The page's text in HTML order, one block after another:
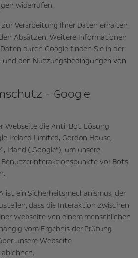
widerrufen.
Verarbeitung Ihrer Daten erhalten
Absätzen. Weitere Informationen
durch Google finden Sie in der
den Nutzungsbedingungen von
- Google
Webseite die Anti-Bot-Lösung
Ireland Limited, Gordon House,
Irland („Google“), um unsere
Benutzerinteraktionspunkte vor Bots
ist ein Sicherheitsmechanismus, der
dass die Interaktion zwischen
Webseite von einem menschlichen
vom Ergebnis der Prüfung
unsere Webseite